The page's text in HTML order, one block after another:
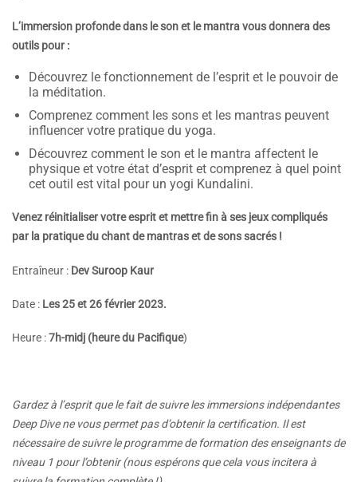
L’immersion profonde dans le son et le mantra vous donnera des
outils pour :
Découvrez le fonctionnement de l’esprit et le pouvoir de
la méditation.
Comprenez comment les sons et les mantras peuvent
influencer votre pratique du yoga.
Découvrez comment le son et le mantra affectent le
physique et votre état d’esprit et comprenez à quel point
cet outil est vital pour un yogi Kundalini.
Venez réinitialiser votre esprit et mettre fin à ses jeux compliqués
par la pratique du chant de mantras et de sons sacrés !
Entraîneur : Dev Suroop Kaur
Date : Les 25 et 26 février 2023.
Heure :7h-midj (heure du Pacifique)
Gardez à l’esprit que le fait de suivre les immersions indépendantes
Deep Dive ne vous permet pas d’obtenir la certification. Il est
nécessaire de suivre le programme de formation des enseignants de
niveau 1 pour l’obtenir (nous espérons que cela vous incitera à